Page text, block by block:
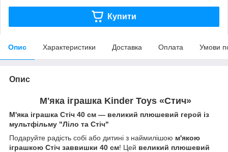
Купити
Опис Характеристики Доставка Оплата Умови
Опис
М'яка іграшка Kinder Toys «Стич»
М'яка іграшка Стіч 40 см — великий плюшевий герой із
мультфільму "Ліло та Стіч"
Подаруйте радість собі або дитині з наймилішою м'якою
іграшкою Стіч заввишки 40 см! Цей великий плюшевий